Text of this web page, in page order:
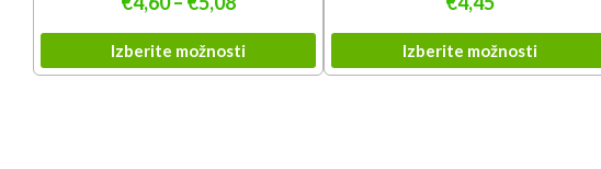
Izberite možnosti Izberite možnosti